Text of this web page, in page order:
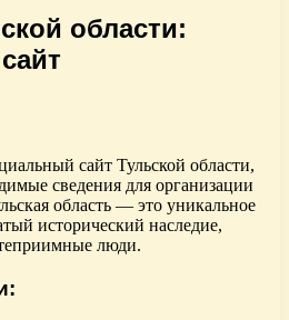
области:
сайт Тульской области,
сведения для организации
область — это уникальное
исторический наследие,
люди.